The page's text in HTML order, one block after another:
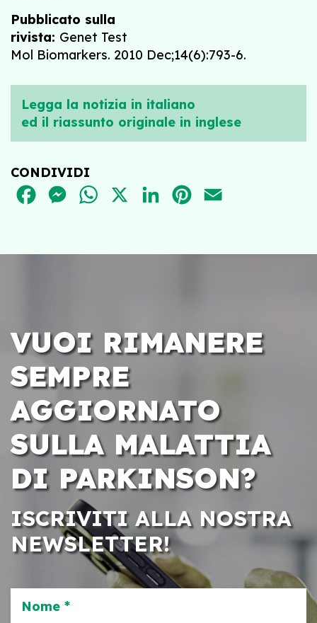
Pubblicato sulla
rivista: Genet Test
Mol Biomarkers. 2010 Dec;14(6):793-6.
Legga la notizia in italiano
ed il riassunto originale in inglese
CONDIVIDI
FACEBOOKMESSENGER
WHATSAPPLINKEDINPINTEREST
VUOI RIMANERE
SEMPRE
AGGIORNATO
SULLA MALATTIA
DI PARKINSON?
ISCRIVITI ALLA NOSTRA
NEWSLETTER!
Nome *